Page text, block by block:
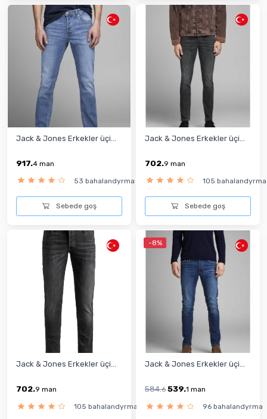
Jack & Jones Erkekler üçi...
917.4 man
53 bahalandyrma
Sebede goş
Jack & Jones Erkekler üçi...
702.9 man
105 bahalandyrma
Sebede goş
Jack & Jones Erkekler üçi...
702.9 man
105 bahalandyrma
-8%
Jack & Jones Erkekler üçi...
584.6 539.1 man
96 bahalandyrma